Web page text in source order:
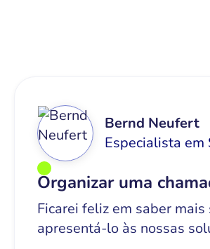
Bernd Neufert
Especialista em
Organizar uma
Ficarei feliz em saber
apresentá-lo às nossas